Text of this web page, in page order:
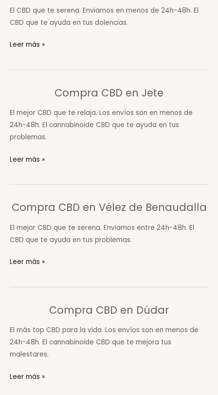
El CBD que te serena. Enviamos en menos de 24h-48h. El
CBD que te ayuda en tus dolencias.
Compra
en
Sierra
Leer más »
Compra CBD en Jete
El mejor CBD que te relaja. Los envíos son en menos de
24h-48h. El cannabinoide CBD que te ayuda en tus
problemas.
Compra
en
Leer más »
Compra CBD en Vélez de Benaudalla
El mejor CBD que te serena. Enviamos entre 24h-48h. El
CBD que te ayuda en tus problemas.
Compra
en
Leer más »
Compra CBD en Dúdar
El más top CBD para la vida. Los envíos son en menos de
24h-48h. El cannabinoide CBD que te mejora tus
malestares.
Compra
Leer más »